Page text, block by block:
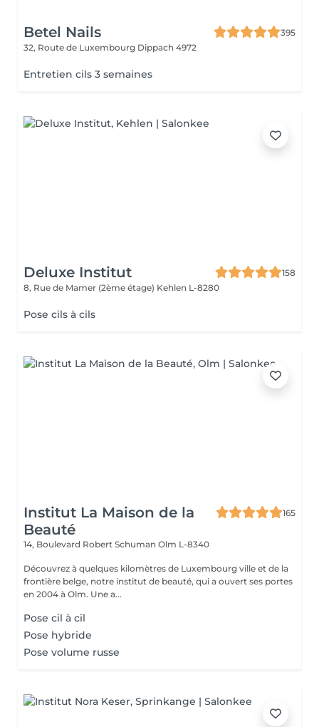
Betel Nails
395
32, Route de Luxembourg Dippach 4972
Entretien cils 3 semaines
Deluxe Institut
158
8, Rue de Mamer (2ème étage) Kehlen L-8280
Pose cils à cils
Institut La Maison de la
Beauté
165
14, Boulevard Robert Schuman Olm L-8340
Découvrez à quelques kilomètres de Luxembourg ville et de la
frontière belge, notre institut de beauté, qui a ouvert ses portes
en 2004 à Olm. Une a...
Pose cil à cil
Pose hybride
Pose volume russe